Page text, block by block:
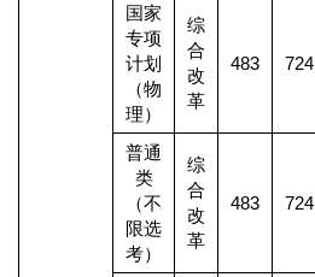
国家
专项
计划
（物
理）
综
合
改
革
483 724
普通
类
（不
限选
考）
综
合
改
革
483 724